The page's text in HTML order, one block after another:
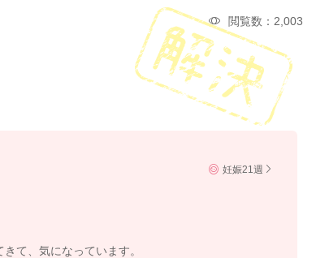
閲覧数：2,003
妊娠21週
て、気になっています。